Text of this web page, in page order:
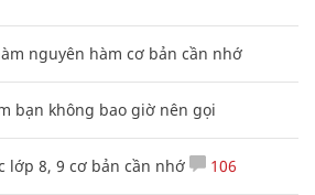
nguyên hàm cơ bản cần nhớ
bạn không bao giờ nên gọi
lớp 8, 9 cơ bản cần nhớ 106